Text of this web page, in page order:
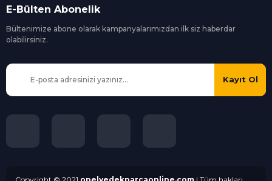
E-Bülten Abonelik
Bültenimize abone olarak kampanyalarımızdan ilk siz haberdar
olabilirsiniz.
Kayıt Ol